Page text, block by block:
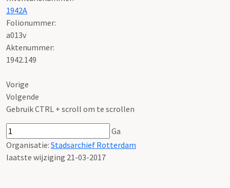
1942A
Folionummer:
a013v
Aktenummer:
1942.149
Vorige
Volgende
Gebruik CTRL + scroll om te scrollen
Ga
Organisatie: Stadsarchief Rotterdam
laatste wijziging 21-03-2017